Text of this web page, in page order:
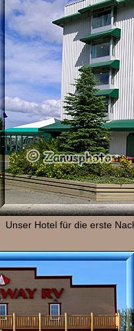
Unser Hotel für die erste